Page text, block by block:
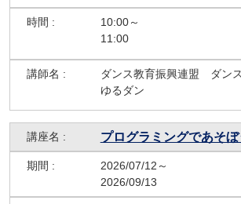
10:00～
11:00
ダンス教育振興連盟 ダン
ゆるダン
プログラミングであそぼ
2026/07/12～
2026/09/13